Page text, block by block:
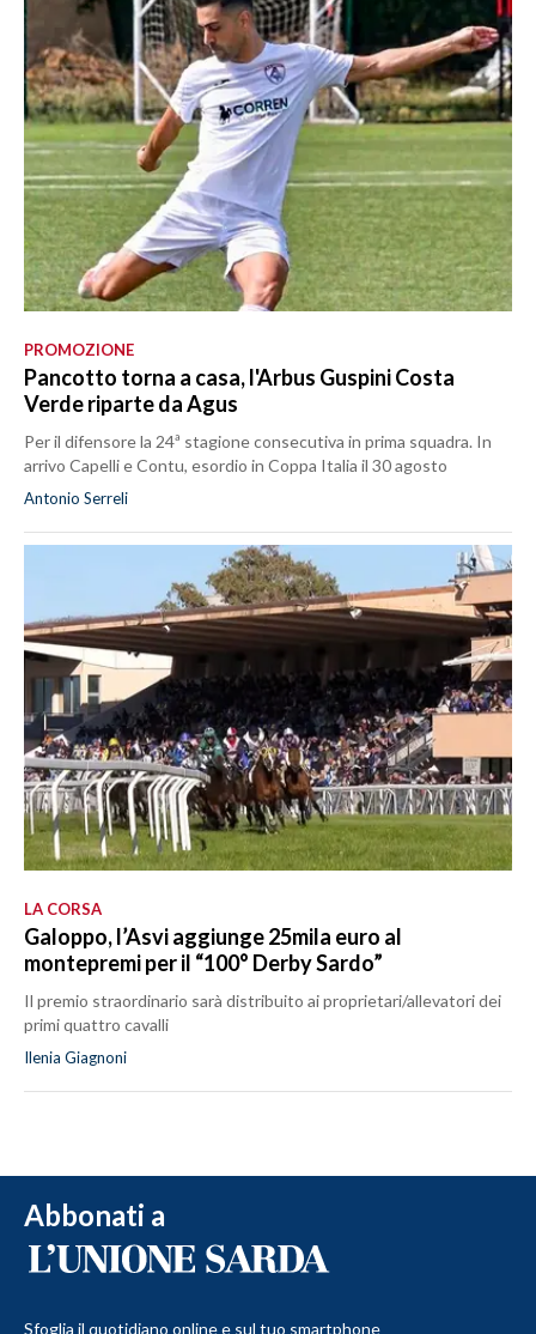
PROMOZIONE
Pancotto torna a casa, l'Arbus Guspini Costa
Verde riparte da Agus
Per il difensore la 24ª stagione consecutiva in prima squadra. In
arrivo Capelli e Contu, esordio in Coppa Italia il 30 agosto
Antonio Serreli
LA CORSA
Galoppo, l’Asvi aggiunge 25mila euro al
montepremi per il “100° Derby Sardo”
Il premio straordinario sarà distribuito ai proprietari/allevatori dei
primi quattro cavalli
Ilenia Giagnoni
Abbonati a
Sfoglia il quotidiano online e sul tuo smartphone